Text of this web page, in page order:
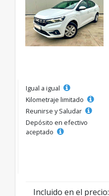
Igual a igual
Kilometraje limitado
Reunirse y Saludar
Depósito en efectivo
aceptado
Incluido en el precio: